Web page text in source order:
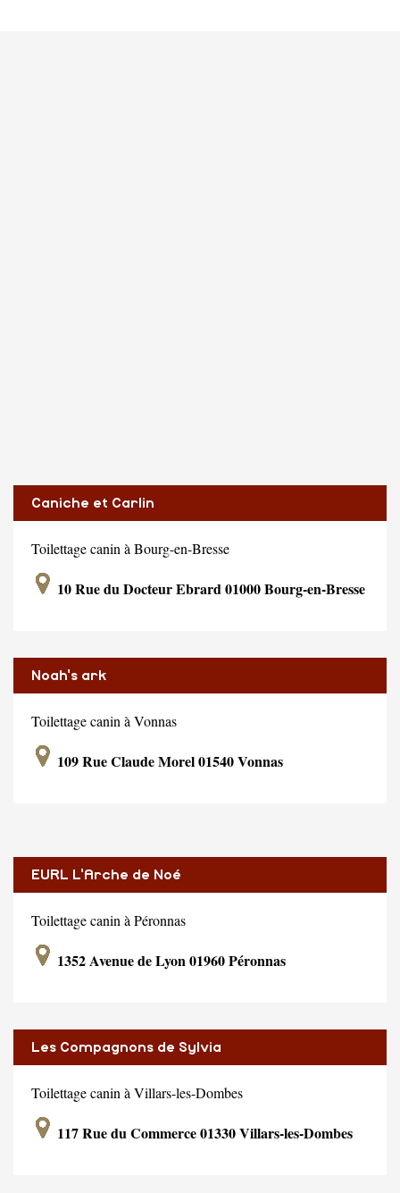
Caniche et Carlin
Toilettage canin à Bourg-en-Bresse
10 Rue du Docteur Ebrard 01000 Bourg-en-Bresse
Noah's ark
Toilettage canin à Vonnas
109 Rue Claude Morel 01540 Vonnas
EURL L'Arche de Noé
Toilettage canin à Péronnas
1352 Avenue de Lyon 01960 Péronnas
Les Compagnons de Sylvia
Toilettage canin à Villars-les-Dombes
117 Rue du Commerce 01330 Villars-les-Dombes